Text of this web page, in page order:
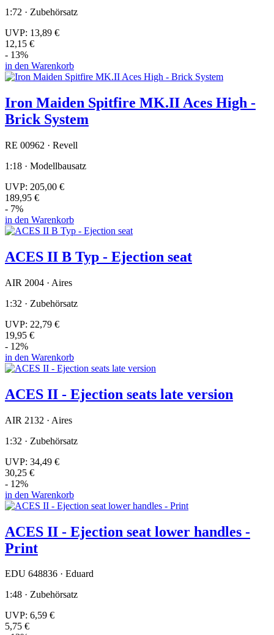
1:72 · Zubehörsatz
UVP: 13,89 €
12,15 €
- 13%
in den Warenkorb
Iron Maiden Spitfire MK.II Aces High -
Brick System
RE 00962 · Revell
1:18 · Modellbausatz
UVP: 205,00 €
189,95 €
- 7%
in den Warenkorb
ACES II B Typ - Ejection seat
AIR 2004 · Aires
1:32 · Zubehörsatz
UVP: 22,79 €
19,95 €
- 12%
in den Warenkorb
ACES II - Ejection seats late version
AIR 2132 · Aires
1:32 · Zubehörsatz
UVP: 34,49 €
30,25 €
- 12%
in den Warenkorb
ACES II - Ejection seat lower handles -
Print
EDU 648836 · Eduard
1:48 · Zubehörsatz
UVP: 6,59 €
5,75 €